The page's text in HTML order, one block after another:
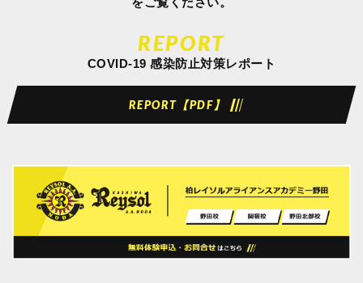
REPORT
COVID-19 感染防止対策レポート
REPORT【PDF】